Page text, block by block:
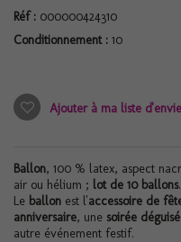
Réf : 000000424310
Conditionnement : 10
Ajouter à ma liste
Ballon, 100 % latex, aspect
air ou hélium ; lot de 10 ballons.
Le ballon est l'accessoire de
anniversaire, une soirée
autre événement festif.